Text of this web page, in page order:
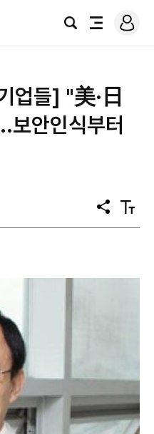
검
전
로
그
업들] "美·日
보안인식부터
공
유
텍
스